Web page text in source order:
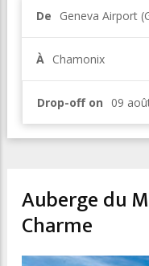
De Geneva Airport
À Chamonix
Drop-off on
Auberge du
Charme